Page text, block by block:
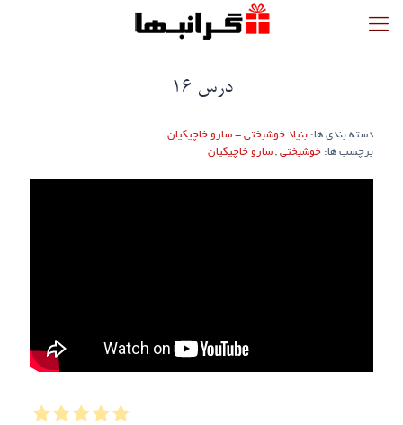
درس 16
دسته بندی ها: بنیاد خوشبختی - سارو خاچیکیان
برچسب ها: خوشبختی , سارو خاچیکیان